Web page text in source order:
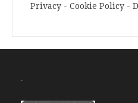
Privacy - Cookie Policy -
.